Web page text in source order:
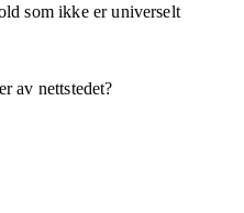
som ikke er universelt
av nettstedet?